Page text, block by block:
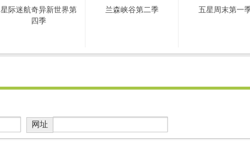
星际迷航奇异新世界第
四季
兰森峡谷第二季 五星周末第一
网址